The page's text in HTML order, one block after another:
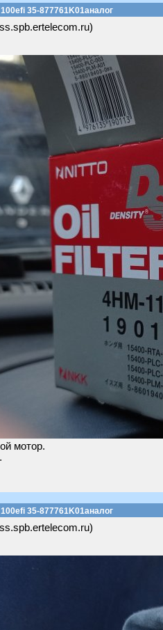
35-877761K01аналог
мотор.
35-877761K01аналог